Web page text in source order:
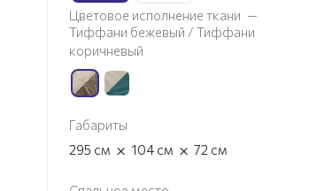
Цветовое исполнение ткани —
Тиффани бежевый / Тиффани
коричневый
Габариты
295 см × 104 см × 72 см